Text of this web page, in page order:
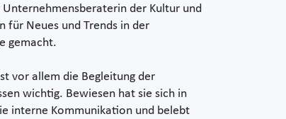
der Kultur und
für Neues und Trends in der
gemacht.
vor allem die Begleitung der
wichtig. Bewiesen hat sie sich in
interne Kommunikation und belebt